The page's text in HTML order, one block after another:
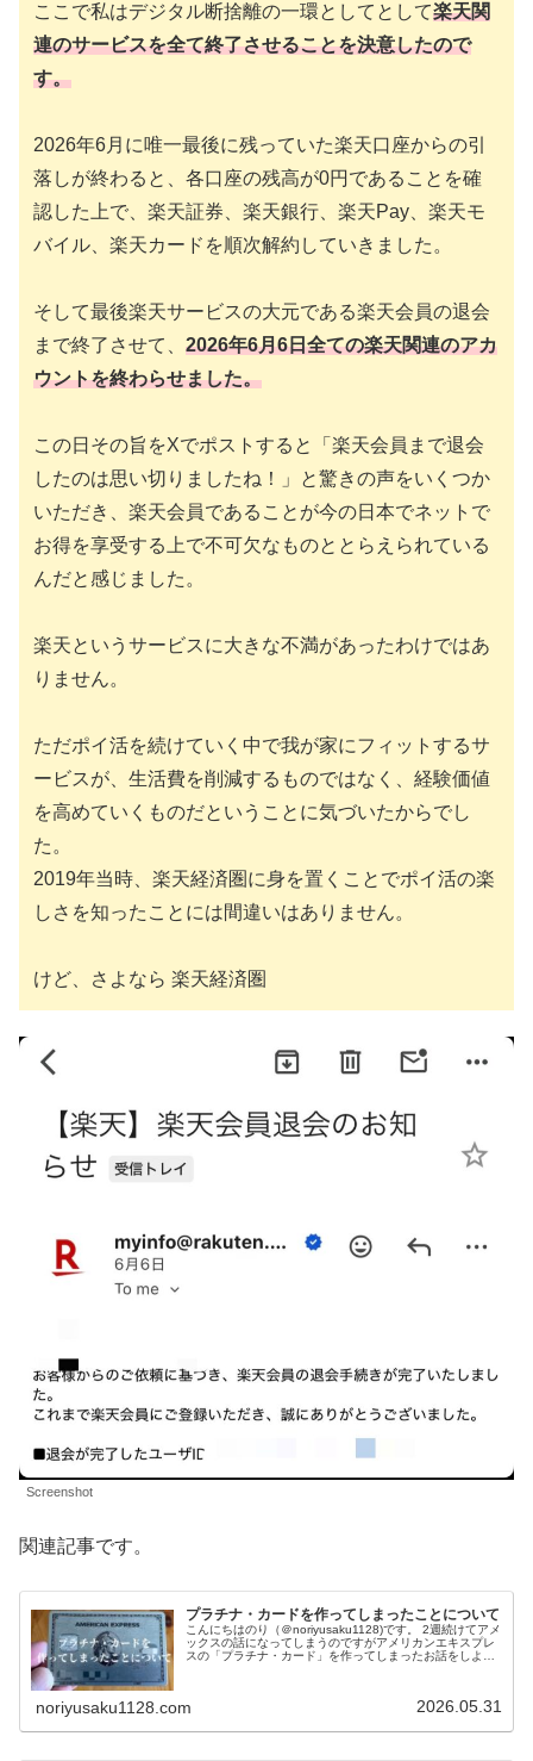
ここで私はデジタル断捨離の一環としてとして楽天関
連のサービスを全て終了させることを決意したので
す。
2026年6月に唯一最後に残っていた楽天口座からの引
落しが終わると、各口座の残高が0円であることを確
認した上で、楽天証券、楽天銀行、楽天Pay、楽天モ
バイル、楽天カードを順次解約していきました。
そして最後楽天サービスの大元である楽天会員の退会
まで終了させて、 2026年6月6日全ての楽天関連のアカ
ウントを終わらせました。
この日その旨をXでポストすると「楽天会員まで退会
したのは思い切りましたね！」と驚きの声をいくつか
いただき、楽天会員であることが今の日本でネットで
お得を享受する上で不可欠なものととらえられている
んだと感じました。
楽天というサービスに大きな不満があったわけではあ
りません。
ただポイ活を続けていく中で我が家にフィットするサ
ービスが、生活費を削減するものではなく、経験価値
を高めていくものだということに気づいたからでし
た。
2019年当時、楽天経済圏に身を置くことでポイ活の楽
しさを知ったことには間違いはありません。
けど、さよなら 楽天経済圏
Screenshot
関連記事です。
プラチナ・カードを作ってしまったことについて
こんにちはのり（＠noriyusaku1128)です。 2週続けてアメ
ックスの話になってしまうのですがアメリカンエキスプレ
スの「プラチナ・カード」を作ってしまったお話をしよう
noriyusaku1128.com 2026.05.31